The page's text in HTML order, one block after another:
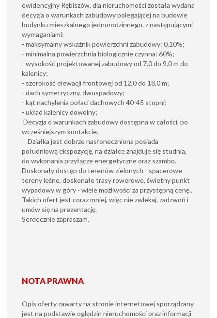
ewidencyjny Rębiszów, dla nieruchomości została wydana
decyzja o warunkach zabudowy polegającej na budowie
budynku mieszkalnego jednorodzinnego, z następującymi
wymaganiami:
- maksymalny wskaźnik powierzchni zabudowy: 0,10%;
- minimalna powierzchnia biologicznie czynna: 60%;
- wysokość projektowanej zabudowy od 7,0 do 9,0 m do
kalenicy;
- szerokość elewacji frontowej od 12,0 do 18,0 m;
- dach symetryczny, dwuspadowy;
- kąt nachylenia połaci dachowych 40-45 stopni;
- układ kalenicy dowolny;
Decyzja o warunkach zabudowy dostępna w całości, po
wcześniejszym kontakcie.
Działka jest dobrze nasłoneczniona posiada
południową ekspozycję, na działce znajduje się studnia,
do wykonania przyłącze energetyczne oraz szambo.
Doskonały dostęp do terenów zielonych - spacerowe
tereny leśne, doskonałe trasy rowerowe, świetny punkt
wypadowy w góry - wiele możliwości za przystępną cenę..
Takich ofert jest coraz mniej, więc nie zwlekaj, zadzwoń i
umów się na prezentację.
Serdecznie zapraszam.
NOTA PRAWNA
Opis oferty zawarty na stronie internetowej sporządzany
jest na podstawie oględzin nieruchomości oraz informacji